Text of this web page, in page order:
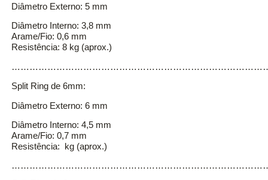
Diâmetro Externo: 5 mm
Diâmetro Interno: 3,8 mm
Arame/Fio: 0,6 mm
Resistência: 8 kg (aprox.)
Split Ring de 6mm:
Diâmetro Externo: 6 mm
Diâmetro Interno: 4,5 mm
Arame/Fio: 0,7 mm
Resistência: kg (aprox.)